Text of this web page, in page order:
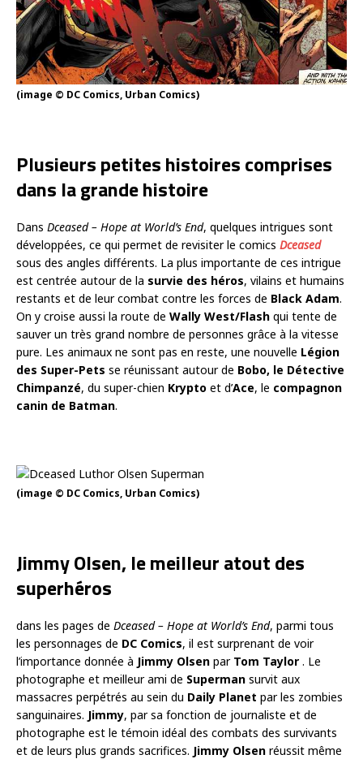
(image © DC Comics, Urban Comics)
Plusieurs petites histoires comprises
dans la grande histoire
Dans Dceased – Hope at World’s End, quelques intrigues sont
développées, ce qui permet de revisiter le comics Dceased
sous des angles différents. La plus importante de ces intrigue
est centrée autour de la survie des héros, vilains et humains
restants et de leur combat contre les forces de Black Adam.
On y croise aussi la route de Wally West/Flash qui tente de
sauver un très grand nombre de personnes grâce à la vitesse
pure. Les animaux ne sont pas en reste, une nouvelle Légion
des Super-Pets se réunissant autour de Bobo, le Détective
Chimpanzé, du super-chien Krypto et d’Ace, le compagnon
canin de Batman.
(image © DC Comics, Urban Comics)
Jimmy Olsen, le meilleur atout des
superhéros
dans les pages de Dceased – Hope at World’s End, parmi tous
les personnages de DC Comics, il est surprenant de voir
l’importance donnée à Jimmy Olsen par Tom Taylor . Le
photographe et meilleur ami de Superman survit aux
massacres perpétrés au sein du Daily Planet par les zombies
sanguinaires. Jimmy, par sa fonction de journaliste et de
photographe est le témoin idéal des combats des survivants
et de leurs plus grands sacrifices. Jimmy Olsen réussit même